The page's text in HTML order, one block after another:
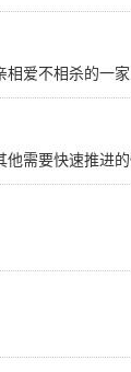
爱不相杀的一
需要快速推